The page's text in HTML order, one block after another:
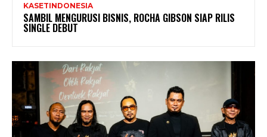
KASETINDONESIA
SAMBIL MENGURUSI BISNIS, ROCHA GIBSON SIAP RILIS
SINGLE DEBUT